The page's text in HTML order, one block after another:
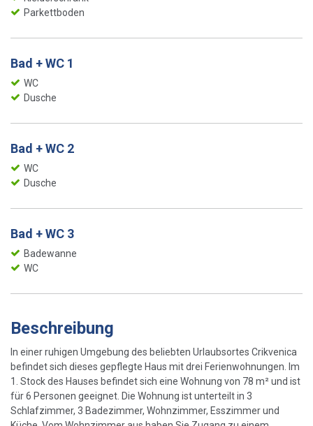
Parkettboden
Bad + WC 1
WC
Dusche
Bad + WC 2
WC
Dusche
Bad + WC 3
Badewanne
WC
Beschreibung
In einer ruhigen Umgebung des beliebten Urlaubsortes Crikvenica
befindet sich dieses gepflegte Haus mit drei Ferienwohnungen. Im
1. Stock des Hauses befindet sich eine Wohnung von 78 m² und ist
für 6 Personen geeignet. Die Wohnung ist unterteilt in 3
Schlafzimmer, 3 Badezimmer, Wohnzimmer, Esszimmer und